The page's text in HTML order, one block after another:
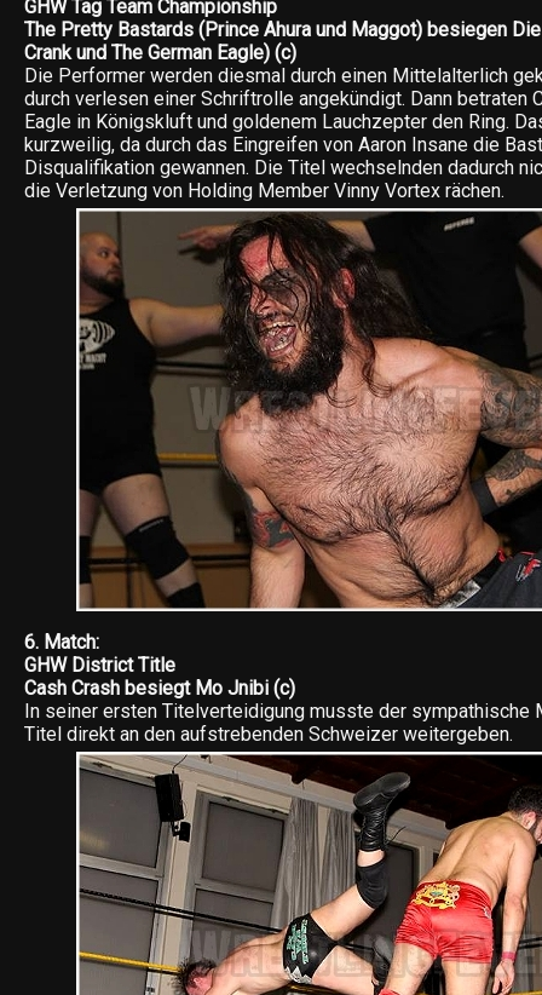
GHW Tag Team Championship
The Pretty Bastards (Prince Ahura und Maggot) besiegen
Crank und The German Eagle) (c)
Die Performer werden diesmal durch einen Mittelalterlich
durch verlesen einer Schriftrolle angekündigt. Dann betraten
Eagle in Königskluft und goldenem Lauchzepter den Ring.
kurzweilig, da durch das Eingreifen von Aaron Insane die
Disqualifikation gewannen. Die Titel wechselnden dadurch
die Verletzung von Holding Member Vinny Vortex rächen.
6. Match:
GHW District Title
Cash Crash besiegt Mo Jnibi (c)
In seiner ersten Titelverteidigung musste der sympathische
Titel direkt an den aufstrebenden Schweizer weitergeben.